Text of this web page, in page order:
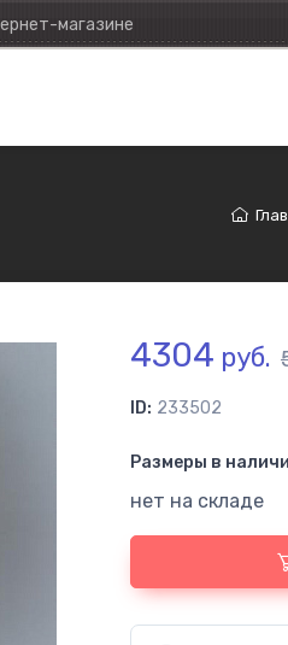
магазине
4304 руб.
ID: 233502
Размеры в
нет на складе